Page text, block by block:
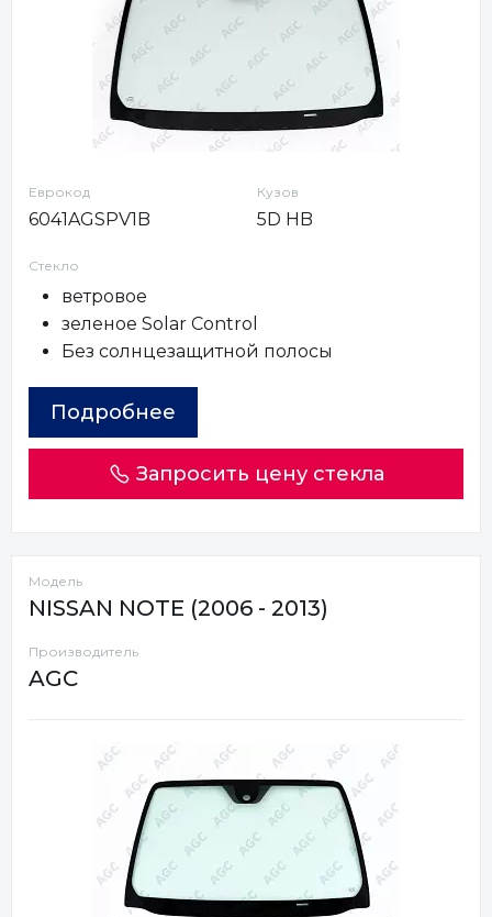
Еврокод
6041AGSPV1B
Кузов
5D HB
Стекло
ветровое
зеленое Solar Control
Без солнцезащитной полосы
Подробнее
Запросить цену стекла
Модель
NISSAN NOTE (2006 - 2013)
Производитель
AGC